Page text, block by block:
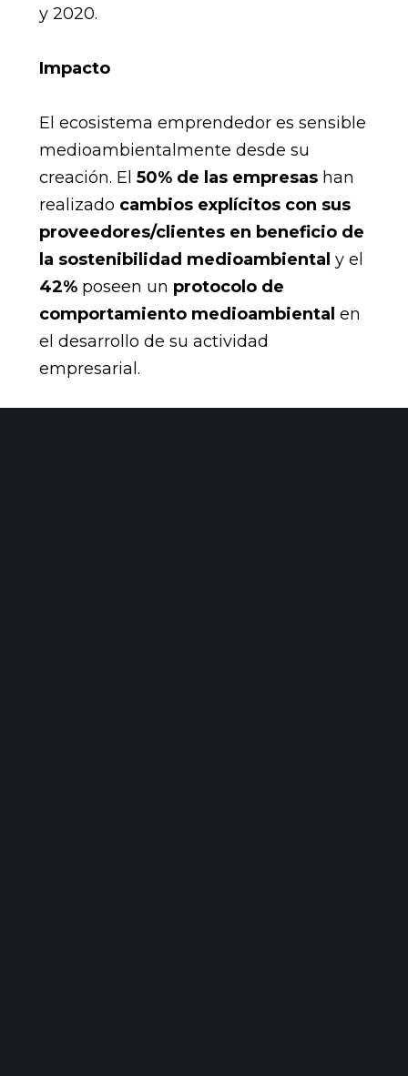
y 2020.
Impacto
El ecosistema emprendedor es sensible
medioambientalmente desde su
creación. El 50% de las empresashan
realizado cambios explícitos con sus
proveedores/clientes en beneficio de
la sostenibilidad medioambiental y el
42%poseen un protocolo de
comportamiento medioambiental en
el desarrollo de su actividad
empresarial.